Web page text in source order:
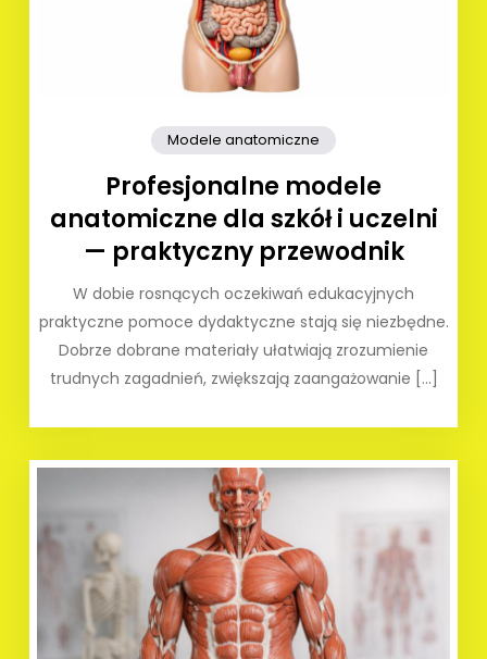
Modele anatomiczne
Profesjonalne modele
anatomiczne dla szkół i uczelni
— praktyczny przewodnik
W dobie rosnących oczekiwań edukacyjnych
praktyczne pomoce dydaktyczne stają się niezbędne.
Dobrze dobrane materiały ułatwiają zrozumienie
trudnych zagadnień, zwiększają zaangażowanie […]